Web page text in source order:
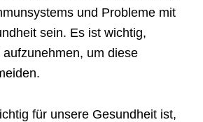
und Probleme mit
sein. Es ist wichtig,
um diese
für unsere Gesundheit ist,